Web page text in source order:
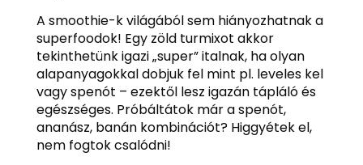
A smoothie-k világából sem hiányozhatnak a
superfoodok! Egy zöld turmixot akkor
tekinthetünk igazi „super” italnak, ha olyan
alapanyagokkal dobjuk fel mint pl. leveles kel
vagy spenót – ezektől lesz igazán tápláló és
egészséges. Próbáltátok már a spenót,
ananász, banán kombinációt? Higgyétek el,
nem fogtok csalódni!